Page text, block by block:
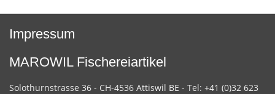
Impressum
MAROWIL Fischereiartikel
Solothurnstrasse 36 - CH-4536 Attiswil BE - Tel: +41 (0)32 623